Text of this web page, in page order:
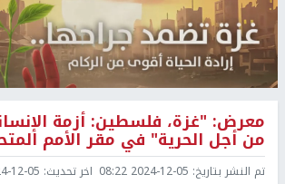
معرض: "غزة، فلسطين: أزمة
من أجل الحرية" في مقر الأمم
تم النشر بتاريخ: 2024-12-05 08:22 اخر تحديث: 05 08:25